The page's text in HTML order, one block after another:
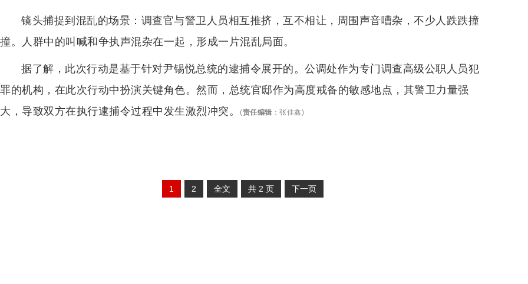
镜头捕捉到混乱的场景：调查官与警卫人员相互推挤，互不相让，周围声音嘈杂，不少人跌跌撞
撞。人群中的叫喊和争执声混杂在一起，形成一片混乱局面。
据了解，此次行动是基于针对尹锡悦总统的逮捕令展开的。公调处作为专门调查高级公职人员犯
罪的机构，在此次行动中扮演关键角色。然而，总统官邸作为高度戒备的敏感地点，其警卫力量强
大，导致双方在执行逮捕令过程中发生激烈冲突。
(责任编辑 ： 张佳鑫)
1 2 全文 共 2 页 下一页